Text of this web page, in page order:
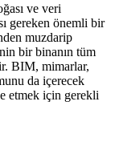
ve veri
gereken önemli bir
muzdarip
bir binanın tüm
BIM, mimarlar,
da içerecek
etmek için gerekli